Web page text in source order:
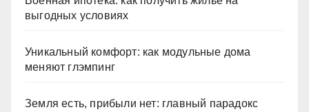
выгодных условиях
Уникальный комфорт: как модульные дома
меняют глэмпинг
Земля есть, прибыли нет: главный парадокс